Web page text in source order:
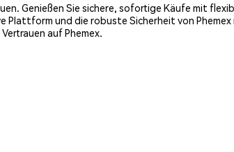
Genießen Sie sichere, sofortige Käufe mit
und die robuste Sicherheit von Phemex
auf Phemex.